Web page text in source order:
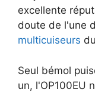
excellente
doute de l'une
multicuiseurs
Seul bémol
un, l'OP100EU